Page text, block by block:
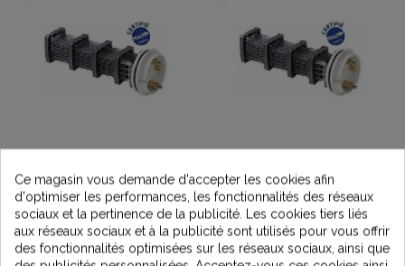
électrolyseur AK350-
AKS350
1 129,00 €
électrolyseur AK250-
AKS250-SC35
889,00 €
Ce magasin vous demande d'accepter les cookies afin
d'optimiser les performances, les fonctionnalités des réseaux
sociaux et la pertinence de la publicité. Les cookies tiers liés
aux réseaux sociaux et à la publicité sont utilisés pour vous offrir
des fonctionnalités optimisées sur les réseaux sociaux, ainsi que